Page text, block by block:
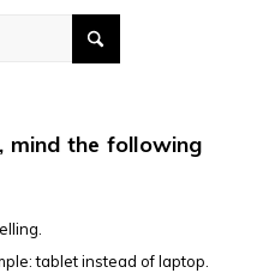
mind the following
tablet instead of laptop.